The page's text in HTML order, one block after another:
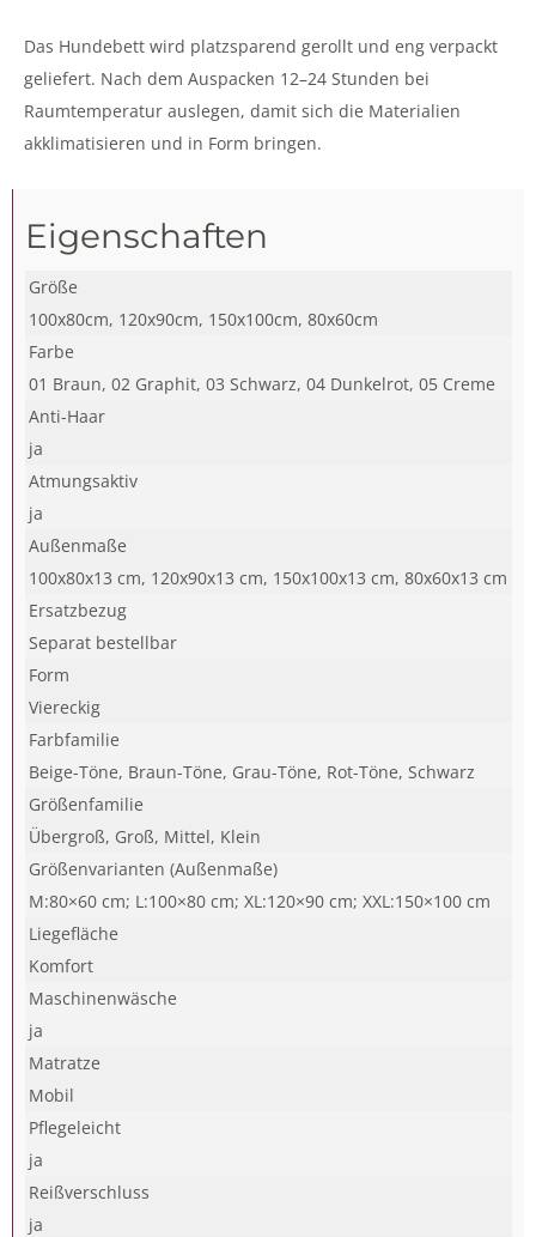
Das Hundebett wird platzsparend gerollt und eng verpackt
geliefert. Nach dem Auspacken 12–24 Stunden bei
Raumtemperatur auslegen, damit sich die Materialien
akklimatisieren und in Form bringen.
Eigenschaften
Größe
100x80cm, 120x90cm, 150x100cm, 80x60cm
Farbe
01 Braun, 02 Graphit, 03 Schwarz, 04 Dunkelrot, 05 Creme
Anti-Haar
ja
Atmungsaktiv
ja
Außenmaße
100x80x13 cm, 120x90x13 cm, 150x100x13 cm, 80x60x13 cm
Ersatzbezug
Separat bestellbar
Form
Viereckig
Farbfamilie
Beige-Töne, Braun-Töne, Grau-Töne, Rot-Töne, Schwarz
Größenfamilie
Übergroß, Groß, Mittel, Klein
Größenvarianten (Außenmaße)
M:80×60 cm; L:100×80 cm; XL:120×90 cm; XXL:150×100 cm
Liegefläche
Komfort
Maschinenwäsche
ja
Matratze
Mobil
Pflegeleicht
ja
Reißverschluss
ja